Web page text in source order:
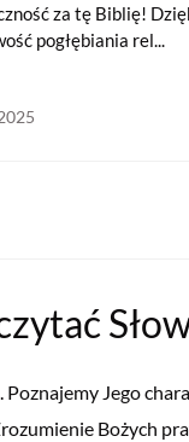
za tę Biblię!
pogłębiania rel...
Jego
Bożych